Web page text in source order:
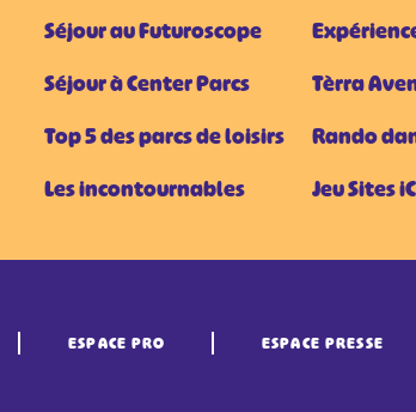
Séjour au Futuroscope
Séjour à Center Parcs
Top 5 des parcs de loisirs
Les incontournables
Tèrra
Rando
Jeu Sites
ESPACE PRO ESPACE PRESSE